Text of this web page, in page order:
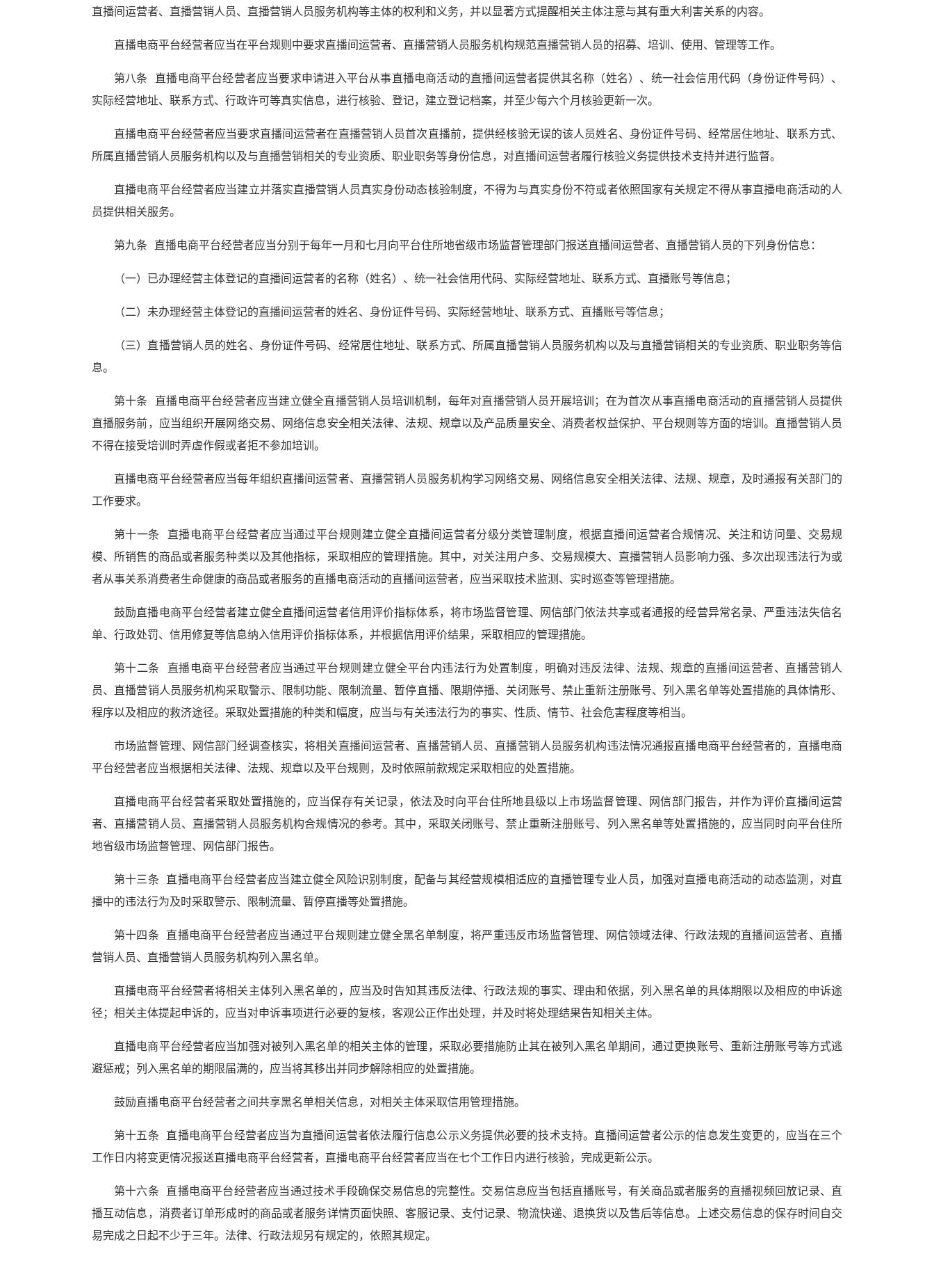
直播间运营者、直播营销人员、直播营销人员服务机构等主体的权利和义务，并以显著方式提醒相关主体注意与其有重大利害关系的内容。
直播电商平台经营者应当在平台规则中要求直播间运营者、直播营销人员服务机构规范直播营销人员的招募、培训、使用、管理等工作。
第八条 直播电商平台经营者应当要求申请进入平台从事直播电商活动的直播间运营者提供其名称（姓名）、统一社会信用代码（身份证件号码）、
实际经营地址、联系方式、行政许可等真实信息，进行核验、登记，建立登记档案，并至少每六个月核验更新一次。
直播电商平台经营者应当要求直播间运营者在直播营销人员首次直播前，提供经核验无误的该人员姓名、身份证件号码、经常居住地址、联系方式、
所属直播营销人员服务机构以及与直播营销相关的专业资质、职业职务等身份信息，对直播间运营者履行核验义务提供技术支持并进行监督。
直播电商平台经营者应当建立并落实直播营销人员真实身份动态核验制度，不得为与真实身份不符或者依照国家有关规定不得从事直播电商活动的人
员提供相关服务。
第九条 直播电商平台经营者应当分别于每年一月和七月向平台住所地省级市场监督管理部门报送直播间运营者、直播营销人员的下列身份信息：
（一）已办理经营主体登记的直播间运营者的名称（姓名）、统一社会信用代码、实际经营地址、联系方式、直播账号等信息；
（二）未办理经营主体登记的直播间运营者的姓名、身份证件号码、实际经营地址、联系方式、直播账号等信息；
（三）直播营销人员的姓名、身份证件号码、经常居住地址、联系方式、所属直播营销人员服务机构以及与直播营销相关的专业资质、职业职务等信
息。
第十条 直播电商平台经营者应当建立健全直播营销人员培训机制，每年对直播营销人员开展培训；在为首次从事直播电商活动的直播营销人员提供
直播服务前，应当组织开展网络交易、网络信息安全相关法律、法规、规章以及产品质量安全、消费者权益保护、平台规则等方面的培训。直播营销人员
不得在接受培训时弄虚作假或者拒不参加培训。
直播电商平台经营者应当每年组织直播间运营者、直播营销人员服务机构学习网络交易、网络信息安全相关法律、法规、规章，及时通报有关部门的
工作要求。
第十一条 直播电商平台经营者应当通过平台规则建立健全直播间运营者分级分类管理制度，根据直播间运营者合规情况、关注和访问量、交易规
模、所销售的商品或者服务种类以及其他指标，采取相应的管理措施。其中，对关注用户多、交易规模大、直播营销人员影响力强、多次出现违法行为或
者从事关系消费者生命健康的商品或者服务的直播电商活动的直播间运营者，应当采取技术监测、实时巡查等管理措施。
鼓励直播电商平台经营者建立健全直播间运营者信用评价指标体系，将市场监督管理、网信部门依法共享或者通报的经营异常名录、严重违法失信名
单、行政处罚、信用修复等信息纳入信用评价指标体系，并根据信用评价结果，采取相应的管理措施。
第十二条 直播电商平台经营者应当通过平台规则建立健全平台内违法行为处置制度，明确对违反法律、法规、规章的直播间运营者、直播营销人
员、直播营销人员服务机构采取警示、限制功能、限制流量、暂停直播、限期停播、关闭账号、禁止重新注册账号、列入黑名单等处置措施的具体情形、
程序以及相应的救济途径。采取处置措施的种类和幅度，应当与有关违法行为的事实、性质、情节、社会危害程度等相当。
市场监督管理、网信部门经调查核实，将相关直播间运营者、直播营销人员、直播营销人员服务机构违法情况通报直播电商平台经营者的，直播电商
平台经营者应当根据相关法律、法规、规章以及平台规则，及时依照前款规定采取相应的处置措施。
直播电商平台经营者采取处置措施的，应当保存有关记录，依法及时向平台住所地县级以上市场监督管理、网信部门报告，并作为评价直播间运营
者、直播营销人员、直播营销人员服务机构合规情况的参考。其中，采取关闭账号、禁止重新注册账号、列入黑名单等处置措施的，应当同时向平台住所
地省级市场监督管理、网信部门报告。
第十三条 直播电商平台经营者应当建立健全风险识别制度，配备与其经营规模相适应的直播管理专业人员，加强对直播电商活动的动态监测，对直
播中的违法行为及时采取警示、限制流量、暂停直播等处置措施。
第十四条 直播电商平台经营者应当通过平台规则建立健全黑名单制度，将严重违反市场监督管理、网信领域法律、行政法规的直播间运营者、直播
营销人员、直播营销人员服务机构列入黑名单。
直播电商平台经营者将相关主体列入黑名单的，应当及时告知其违反法律、行政法规的事实、理由和依据，列入黑名单的具体期限以及相应的申诉途
径；相关主体提起申诉的，应当对申诉事项进行必要的复核，客观公正作出处理，并及时将处理结果告知相关主体。
直播电商平台经营者应当加强对被列入黑名单的相关主体的管理，采取必要措施防止其在被列入黑名单期间，通过更换账号、重新注册账号等方式逃
避惩戒；列入黑名单的期限届满的，应当将其移出并同步解除相应的处置措施。
鼓励直播电商平台经营者之间共享黑名单相关信息，对相关主体采取信用管理措施。
第十五条 直播电商平台经营者应当为直播间运营者依法履行信息公示义务提供必要的技术支持。直播间运营者公示的信息发生变更的，应当在三个
工作日内将变更情况报送直播电商平台经营者，直播电商平台经营者应当在七个工作日内进行核验，完成更新公示。
第十六条 直播电商平台经营者应当通过技术手段确保交易信息的完整性。交易信息应当包括直播账号，有关商品或者服务的直播视频回放记录、直
播互动信息，消费者订单形成时的商品或者服务详情页面快照、客服记录、支付记录、物流快递、退换货以及售后等信息。上述交易信息的保存时间自交
易完成之日起不少于三年。法律、行政法规另有规定的，依照其规定。